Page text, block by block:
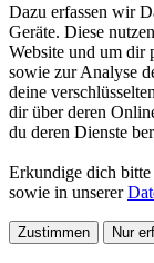
Dazu erfassen wir
Geräte. Diese
Website und um dir
sowie zur Analyse
deine
dir über deren
du deren Dienste
Erkundige dich
sowie in unserer
Zustimmen Nur